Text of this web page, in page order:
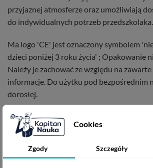
przyjaznej atmosferze oraz umożliwiają
do indywidualnych potrzeb przedszkolaka.
Ma logo 'CE' jest oznaczony symbolem
dzieci poniżej 3 roku życia' ; Opakowanie
Należy je zachować ze względu na
informacje. Do użytku pod bezpośrednim
dorosłej.
W serii:
Czytam sylabami. Książka + puzzle
•Puzzle edukacyjne. Poznaję alfabet
Cookies
Zgody Szczegóły